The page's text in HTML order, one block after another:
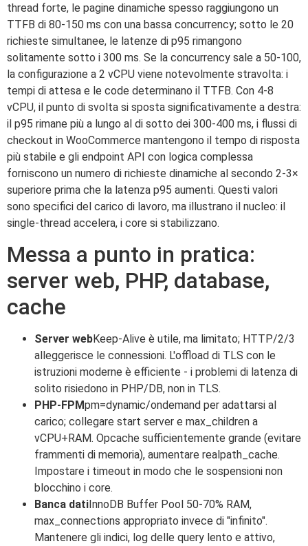
thread forte, le pagine dinamiche spesso raggiungono un
TTFB di 80-150 ms con una bassa concurrency; sotto le 20
richieste simultanee, le latenze di p95 rimangono
solitamente sotto i 300 ms. Se la concurrency sale a 50-100,
la configurazione a 2 vCPU viene notevolmente stravolta: i
tempi di attesa e le code determinano il TTFB. Con 4-8
vCPU, il punto di svolta si sposta significativamente a destra:
il p95 rimane più a lungo al di sotto dei 300-400 ms, i flussi di
checkout in WooCommerce mantengono il tempo di risposta
più stabile e gli endpoint API con logica complessa
forniscono un numero di richieste dinamiche al secondo 2-3×
superiore prima che la latenza p95 aumenti. Questi valori
sono specifici del carico di lavoro, ma illustrano il nucleo: il
single-thread accelera, i core si stabilizzano.
Messa a punto in pratica:
server web, PHP, database,
cache
Server webKeep-Alive è utile, ma limitato; HTTP/2/3
alleggerisce le connessioni. L'offload di TLS con le
istruzioni moderne è efficiente - i problemi di latenza di
solito risiedono in PHP/DB, non in TLS.
PHP-FPMpm=dynamic/ondemand per adattarsi al
carico; collegare start server e max_children a
vCPU+RAM. Opcache sufficientemente grande (evitare
frammenti di memoria), aumentare realpath_cache.
Impostare i timeout in modo che le sospensioni non
blocchino i core.
Banca dati InnoDB Buffer Pool 50-70% RAM,
max_connections appropriato invece di "infinito".
Mantenere gli indici, log delle query lento e attivo,